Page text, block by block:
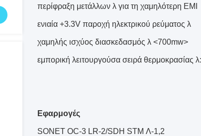
περίφραξη μετάλλων λ για τη χαμηλότερη EMI
ενιαία +3.3V παροχή ηλεκτρικού ρεύματος λ
χαμηλής ισχύος διασκεδασμός λ <700mw>
εμπορική λειτουργούσα σειρά θερμοκρασίας
Εφαρμογές
SONET OC-3 LR-2/SDH STM Λ-1,2